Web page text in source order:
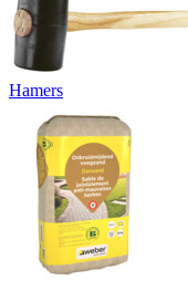
Hamers